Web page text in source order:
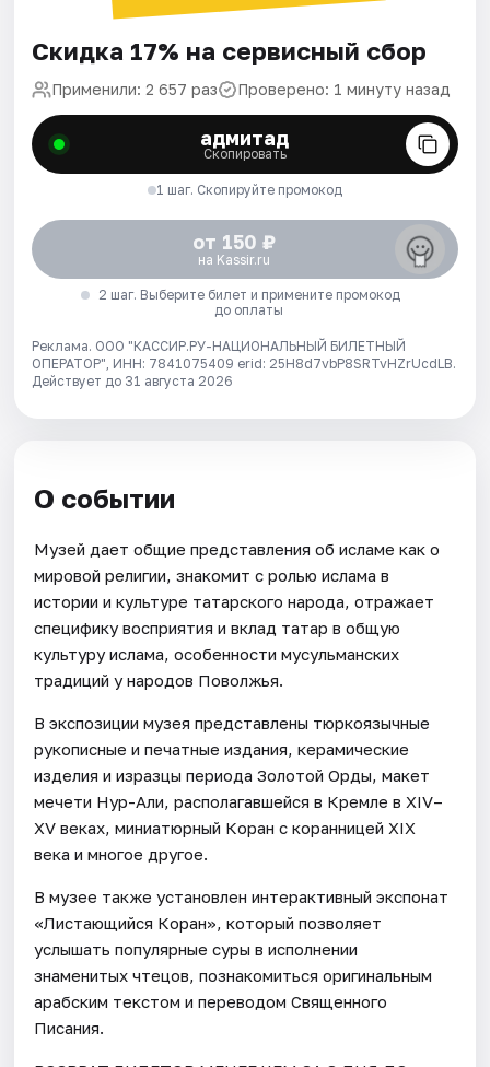
Скидка 17% на сервисный сбор
Применили: 2 657 раз Проверено: 1 минуту назад
адмитад
Скопировать
1 шаг. Скопируйте промокод
от 150 ₽
на Kassir.ru
2 шаг. Выберите билет и примените промокод
до оплаты
Реклама. ООО "КАССИР.РУ-НАЦИОНАЛЬНЫЙ БИЛЕТНЫЙ
ОПЕРАТОР", ИНН: 7841075409 erid: 25H8d7vbP8SRTvHZrUcdLB.
Действует до 31 августа 2026
О событии
Музей дает общие представления об исламе как о
мировой религии, знакомит с ролью ислама в
истории и культуре татарского народа, отражает
специфику восприятия и вклад татар в общую
культуру ислама, особенности мусульманских
традиций у народов Поволжья.
В экспозиции музея представлены тюркоязычные
рукописные и печатные издания, керамические
изделия и изразцы периода Золотой Орды, макет
мечети Нур-Али, располагавшейся в Кремле в XIV–
XV веках, миниатюрный Коран с коранницей XIX
века и многое другое.
В музее также установлен интерактивный экспонат
«Листающийся Коран», который позволяет
услышать популярные суры в исполнении
знаменитых чтецов, познакомиться оригинальным
арабским текстом и переводом Священного
Писания.